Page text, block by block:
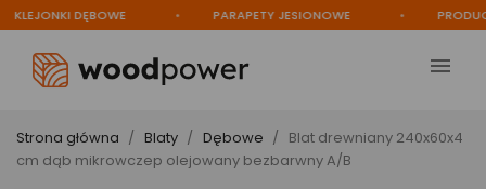
DĘBOWE PARAPETY JESIONOWE PRODUCENT

Strona główna Blaty Dębowe
Blat drewniany 240x60x4
cm dąb mikrowczep olejowany bezbarwny A/B